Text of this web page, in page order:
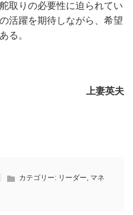
取りの必要性に迫られてい
活躍を期待しながら、希望
る。
上妻英夫
カテゴリー: リーダー, マネ